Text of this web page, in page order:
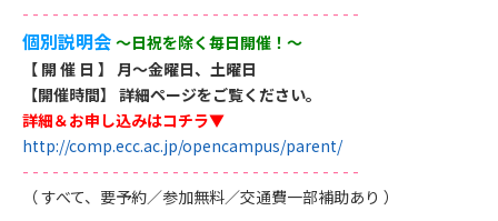
​- - - - - - - - - - - - - - - - - - - - - - - - - - - - - - - - - -
個別説明会 ～日祝を除く毎日開催！～
【 開 催 日 】 月～金曜日、土曜日
【開催時間】 詳細ページをご覧ください。
詳細＆お申し込みはコチラ▼
http://comp.ecc.ac.jp/opencampus/parent/
​- - - - - - - - - - - - - - - - - - - - - - - - - - - - - - - - - -
（ すべて、要予約／参加無料／交通費一部補助あり ）